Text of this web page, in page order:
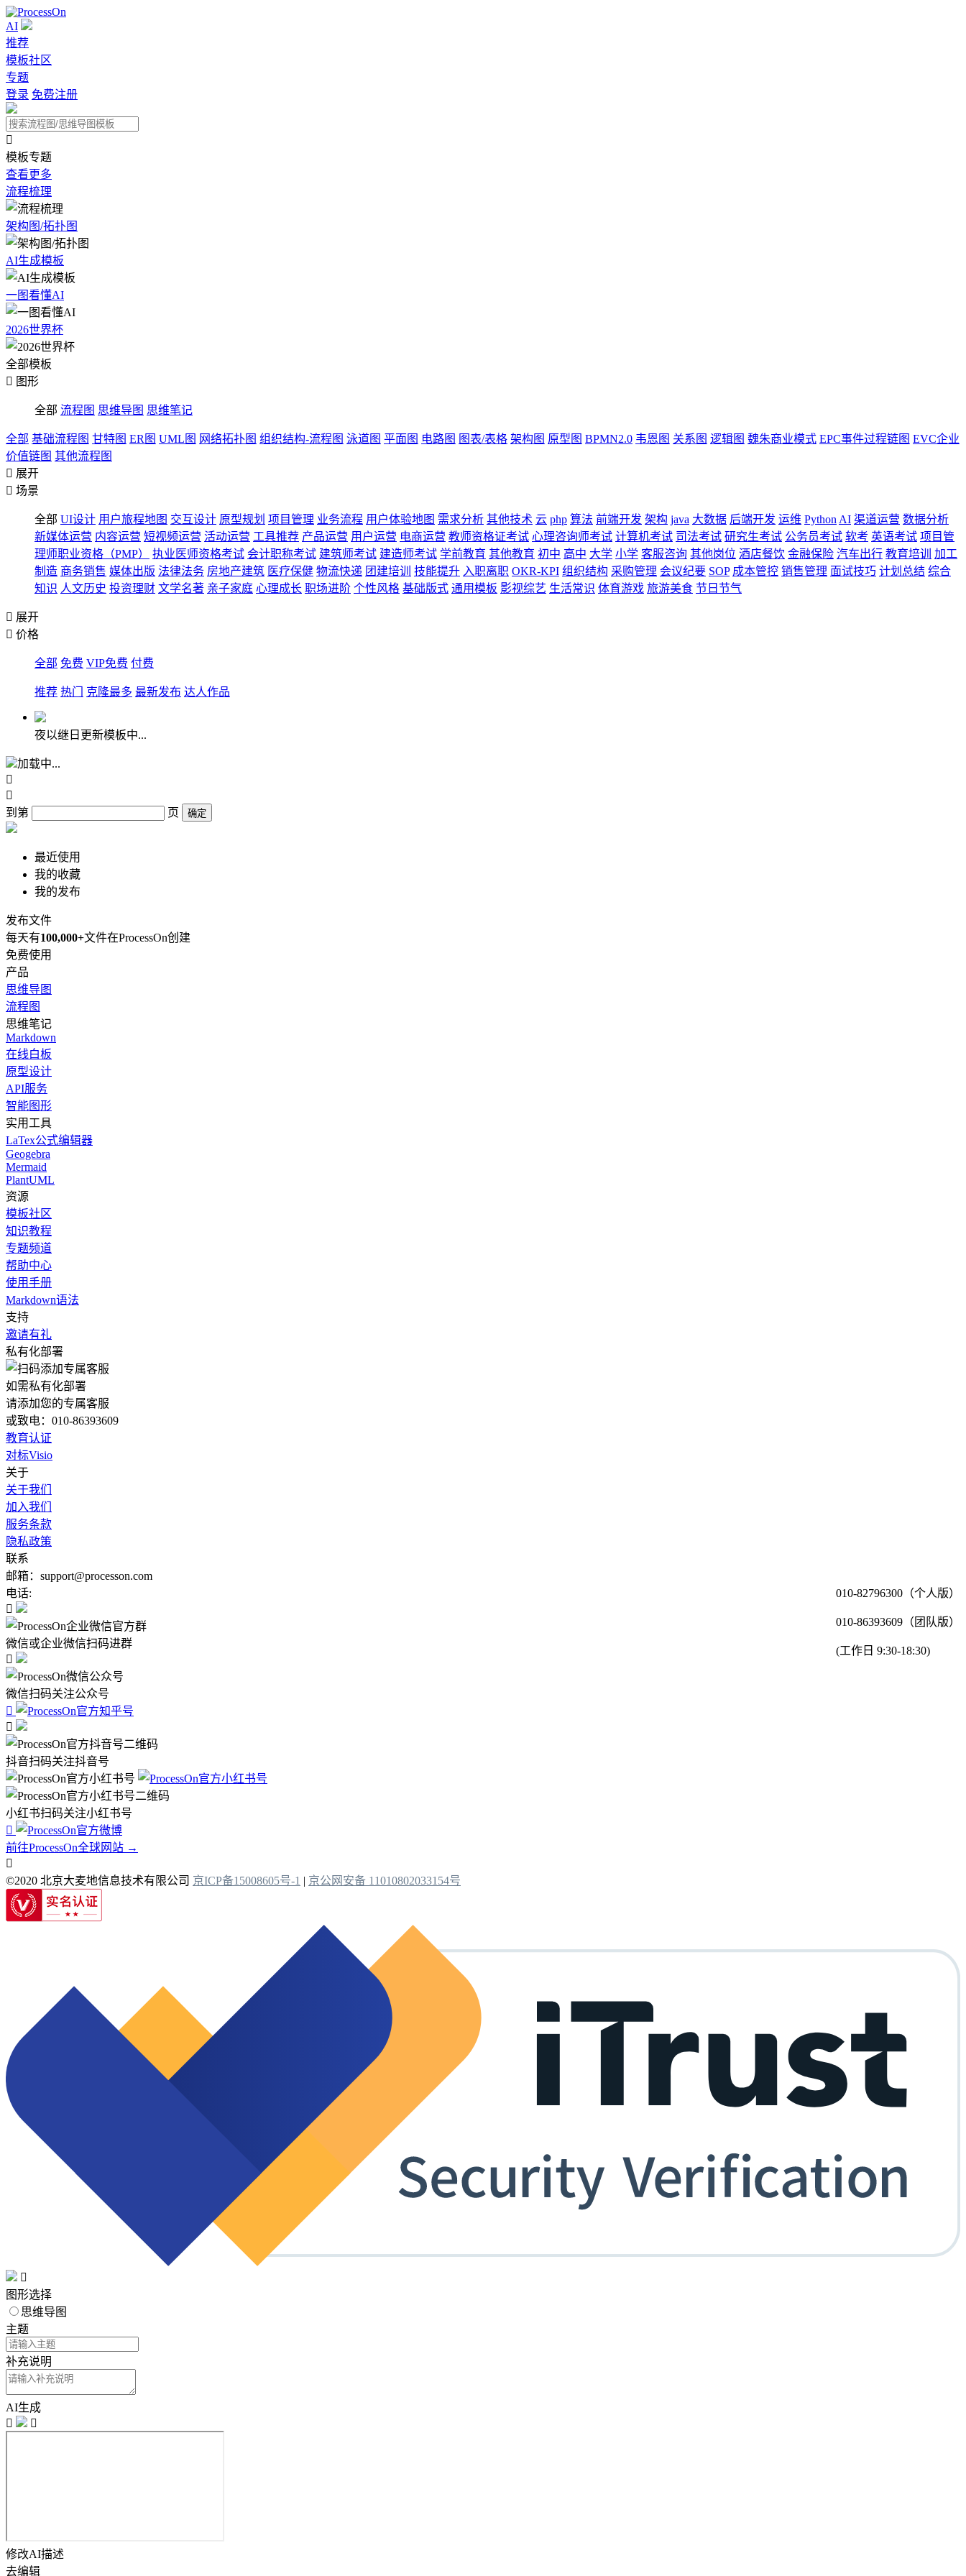
AI
推荐
模板社区
专题
登录 免费注册

模板专题
查看更多
流程梳理
架构图/拓扑图
AI生成模板
一图看懂AI
2026世界杯
全部模板
 图形
全部 流程图 思维导图 思维笔记
全部 基础流程图 甘特图 ER图 UML图 网络拓扑图 组织结构-流程图 泳道图 平面图 电路图 图表/表格 架构图 原型图 BPMN2.0 韦恩图 关系图 逻辑图 魏朱商业模式 EPC事件过程链图 EVC企业
价值链图 其他流程图
 展开
 场景
全部 UI设计 用户旅程地图 交互设计 原型规划 项目管理 业务流程 用户体验地图 需求分析 其他技术 云 php 算法 前端开发 架构 java 大数据 后端开发 运维 Python AI 渠道运营 数据分析
新媒体运营 内容运营 短视频运营 活动运营 工具推荐 产品运营 用户运营 电商运营 教师资格证考试 心理咨询师考试 计算机考试 司法考试 研究生考试 公务员考试 软考 英语考试 项目管
理师职业资格（PMP）
执业医师资格考试 会计职称考试 建筑师考试 建造师考试 学前教育 其他教育 初中 高中 大学 小学 客服咨询 其他岗位 酒店餐饮 金融保险 汽车出行 教育培训
加工
制造 商务销售 媒体出版 法律法务 房地产建筑 医疗保健 物流快递 团建培训 技能提升 入职离职 OKR-KPI 组织结构 采购管理 会议纪要 SOP 成本管控 销售管理 面试技巧 计划总结 综合
知识 人文历史 投资理财 文学名著 亲子家庭 心理成长 职场进阶 个性风格 基础版式 通用模板 影视综艺 生活常识 体育游戏 旅游美食 节日节气
 展开
 价格
全部 免费 VIP免费 付费
推荐 热门 克隆最多 最新发布 达人作品
夜以继日更新模板中...
加载中...


到第
页 确定
最近使用
我的收藏
我的发布
发布文件
每天有100,000+文件在ProcessOn创建
免费使用
产品
思维导图
流程图
思维笔记
Markdown
在线白板
原型设计
API服务
智能图形
实用工具
LaTex公式编辑器
Geogebra
Mermaid
PlantUML
资源
模板社区
知识教程
专题频道
帮助中心
使用手册
Markdown语法
支持
邀请有礼
私有化部署
如需私有化部署
请添加您的专属客服
或致电：010-86393609
教育认证
对标Visio
关于
关于我们
加入我们
服务条款
隐私政策
联系
邮箱：support@processon.com
电话:
010-82796300（个人版）
010-86393609（团队版）
(工作日 9:30-18:30)

微信或企业微信扫码进群

微信扫码关注公众号


抖音扫码关注抖音号
小红书扫码关注小红书号

前往ProcessOn全球网站 →

©2020 北京大麦地信息技术有限公司 京ICP备15008605号-1 | 京公网安备 11010802033154号

图形选择
思维导图
主题
补充说明
AI生成


修改AI描述
去编辑